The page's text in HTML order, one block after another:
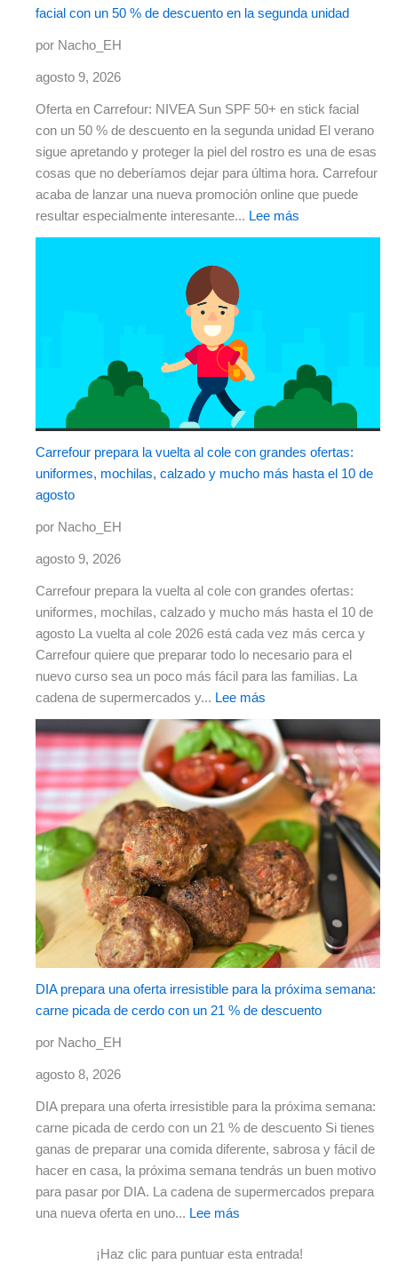
facial con un 50 % de descuento en la segunda unidad
por Nacho_EH
agosto 9, 2026
Oferta en Carrefour: NIVEA Sun SPF 50+ en stick facial
con un 50 % de descuento en la segunda unidad El verano
sigue apretando y proteger la piel del rostro es una de esas
cosas que no deberíamos dejar para última hora. Carrefour
acaba de lanzar una nueva promoción online que puede
resultar especialmente interesante... Lee más
Carrefour prepara la vuelta al cole con grandes ofertas:
uniformes, mochilas, calzado y mucho más hasta el 10 de
agosto
por Nacho_EH
agosto 9, 2026
Carrefour prepara la vuelta al cole con grandes ofertas:
uniformes, mochilas, calzado y mucho más hasta el 10 de
agosto La vuelta al cole 2026 está cada vez más cerca y
Carrefour quiere que preparar todo lo necesario para el
nuevo curso sea un poco más fácil para las familias. La
cadena de supermercados y... Lee más
DIA prepara una oferta irresistible para la próxima semana:
carne picada de cerdo con un 21 % de descuento
por Nacho_EH
agosto 8, 2026
DIA prepara una oferta irresistible para la próxima semana:
carne picada de cerdo con un 21 % de descuento Si tienes
ganas de preparar una comida diferente, sabrosa y fácil de
hacer en casa, la próxima semana tendrás un buen motivo
para pasar por DIA. La cadena de supermercados prepara
una nueva oferta en uno... Lee más
¡Haz clic para puntuar esta entrada!